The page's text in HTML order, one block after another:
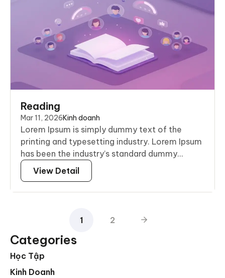
Reading
Mar 11, 2026Kinh doanh
Lorem Ipsum is simply dummy text of the
printing and typesetting industry. Lorem Ipsum
has been the industry’s standard dummy...
View Detail
1 2
Categories
Học Tập
Kinh Doanh